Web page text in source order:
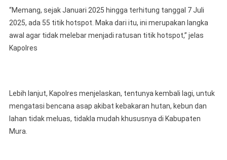
“Memang, sejak Januari 2025 hingga terhitung tanggal 7 Juli
2025, ada 55 titik hotspot. Maka dari itu, ini merupakan langka
awal agar tidak melebar menjadi ratusan titik hotspot,” jelas
Kapolres
Lebih lanjut, Kapolres menjelaskan, tentunya kembali lagi, untuk
mengatasi bencana asap akibat kebakaran hutan, kebun dan
lahan tidak meluas, tidakla mudah khususnya di Kabupaten
Mura.